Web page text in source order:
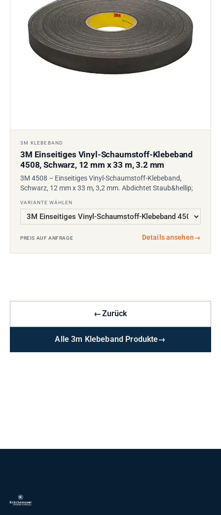
3M KLEBEBAND
3M Einseitiges Vinyl-Schaumstoff-Klebeband
4508, Schwarz, 12 mm x 33 m, 3.2 mm
3M 4508 – Einseitiges Vinyl-Schaumstoff-Klebeband,
Schwarz, 12 mm x 33 m, 3,2 mm. Abdichtet Staub&hellip;
VARIANTE WÄHLEN
PREIS AUF ANFRAGE Details ansehen→
←Zurück
Alle 3m Klebeband Produkte→